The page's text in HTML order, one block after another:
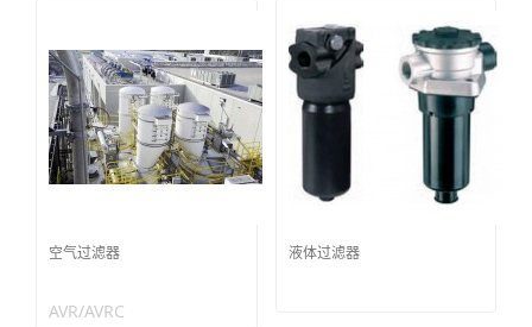
空气过滤器
AVR/AVRC
液体过滤器